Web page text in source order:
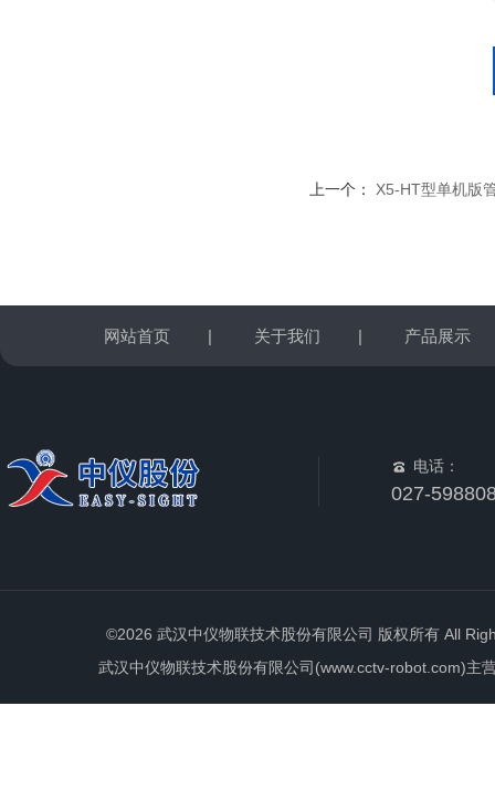
上一个： X5-HT型单机版
网站首页 | 关于我们 | 产品展示
电话：
027-
©2026 武汉中仪物联技术股份有限公司 版权所有 All
武汉中仪物联技术股份有限公司(www.cctv-robot.com)主